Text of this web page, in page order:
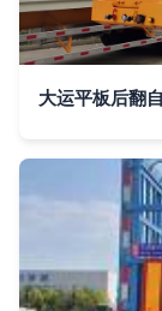
大运平板后翻